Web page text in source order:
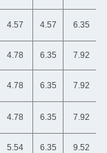
4.57 4.57 6.35
4.78 6.35 7.92
4.78 6.35 7.92
4.78 6.35 7.92
5.54 6.35 9.52